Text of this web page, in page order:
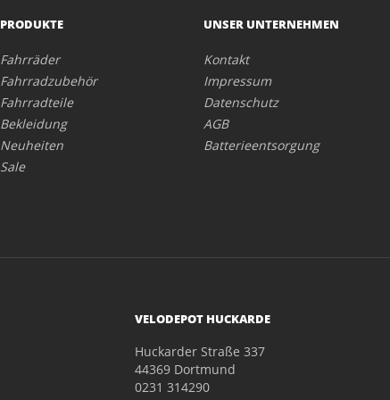
PRODUKTE
Fahrräder
Fahrradzubehör
Fahrradteile
Bekleidung
Neuheiten
Sale
UNSER UNTERNEHMEN
Kontakt
Impressum
Datenschutz
AGB
Batterieentsorgung
VELODEPOT HUCKARDE
Huckarder Straße 337
44369 Dortmund
0231 314290